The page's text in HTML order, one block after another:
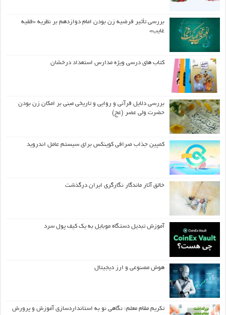
بررسی تأثیر فرضیه زن بودن امام دوازدهم بر نظریه «فقیه
غایب»
کتاب های درسی ویژه مدارس استعداد درخشان
بررسی دلایل قرآنی و روایی و تاریخی مبنی بر امکان زن بودن
حضرت ولی عصر (عج)
کمپین جذاب صرافی کوینکس برای سیستم عامل اندروید
خالق آثار ماندگار نگارگری ایران درگذشت
آموزش تبدیل دستگاه موبایل به یک کیف‌ پول سرد
هوش مصنوعی و ارز دیجیتال
تکریم مقام معلم: نگاهی نو به استانداردسازی آموزش و پرورش